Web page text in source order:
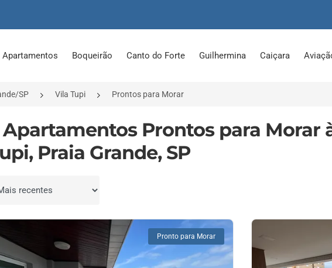
Apartamentos Boqueirão Canto do Forte Guilhermina Caiçara
SP Vila Tupi Prontos para Morar
Apartamentos Prontos para Morar
Praia Grande, SP
por
Pronto para Morar